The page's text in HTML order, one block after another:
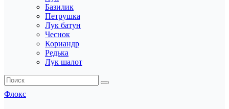
Базилик
Петрушка
Лук батун
Чеснок
Кориандр
Редька
Лук шалот
Флокс